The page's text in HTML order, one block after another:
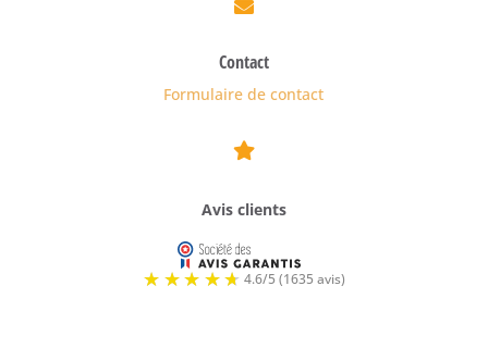

Contact
Formulaire de contact

Avis clients